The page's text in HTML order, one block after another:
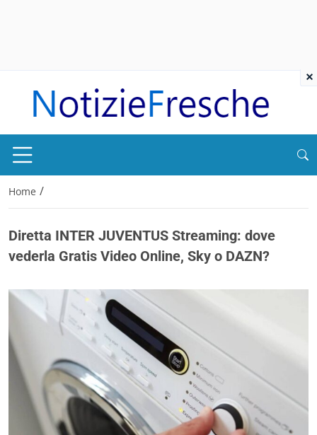
Home /
Diretta INTER JUVENTUS Streaming: dove
vederla Gratis Video Online, Sky o DAZN?
×